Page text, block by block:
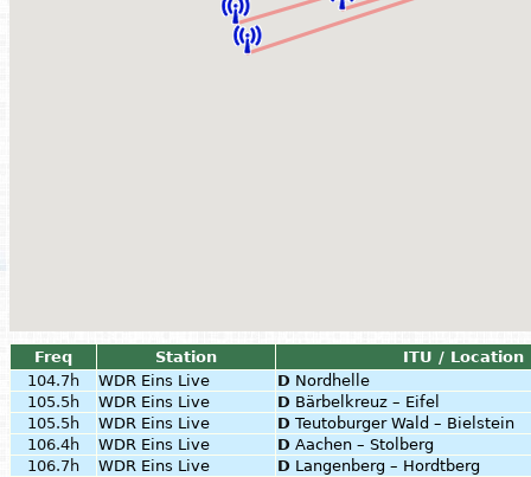
Freq Station
ITU / Location
104.7h
WDR Eins Live D Nordhelle
105.5h
WDR Eins Live D Bärbelkreuz – Eifel
105.5h
WDR Eins Live D Teutoburger Wald – Bielstein
106.4h
WDR Eins Live D Aachen – Stolberg
106.7h
WDR Eins Live D Langenberg – Hordtberg